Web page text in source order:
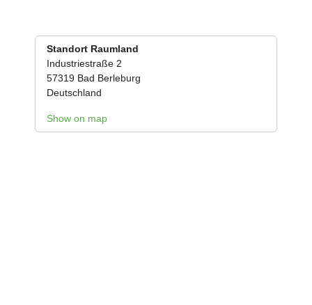
Standort Raumland
Industriestraße 2
57319 Bad Berleburg
Deutschland
Show on map